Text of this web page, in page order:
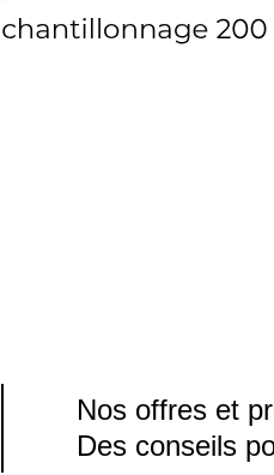
Nos offres et
Des conseils